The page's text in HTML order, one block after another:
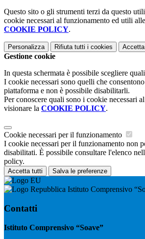
Questo sito o gli strumenti terzi da questo
cookie necessari al funzionamento ed utili
COOKIE POLICY.
Personalizza Rifiuta tutti i cookies
Gestione cookie
In questa schermata è possibile scegliere
I cookie necessari sono quelli che
piattaforma e non è possibile disabilitarli.
Per conoscere quali sono i cookie necessari
visionare la COOKIE POLICY.
Cookie necessari per il funzionamento
I cookie necessari per il funzionamento non
disabilitati. È possibile consultare l'elenco
policy.
Accetta tutti Salva le preferenze
Istituto Comprensivo
Contatti
Istituto Comprensivo “Soave”